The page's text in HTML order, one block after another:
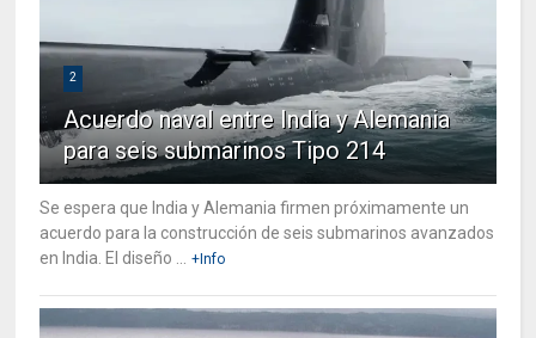
2
Acuerdo naval entre India y Alemania
para seis submarinos Tipo 214
Se espera que India y Alemania firmen próximamente un
acuerdo para la construcción de seis submarinos avanzados
en India. El diseño ...
+Info